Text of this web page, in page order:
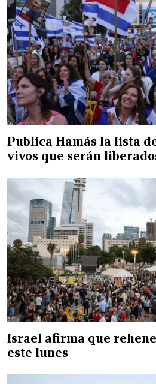
Publica Hamás la lista
vivos que serán
Israel afirma que
este lunes